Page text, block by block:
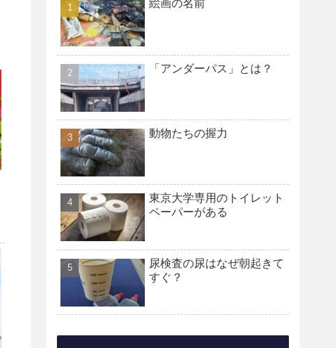
絵画の名前
「アンダーパス」とは？
動物たちの握力
東京大学専用のトイレット
ペーパーがある
尿検査の尿はなぜ朝起きて
すぐ？